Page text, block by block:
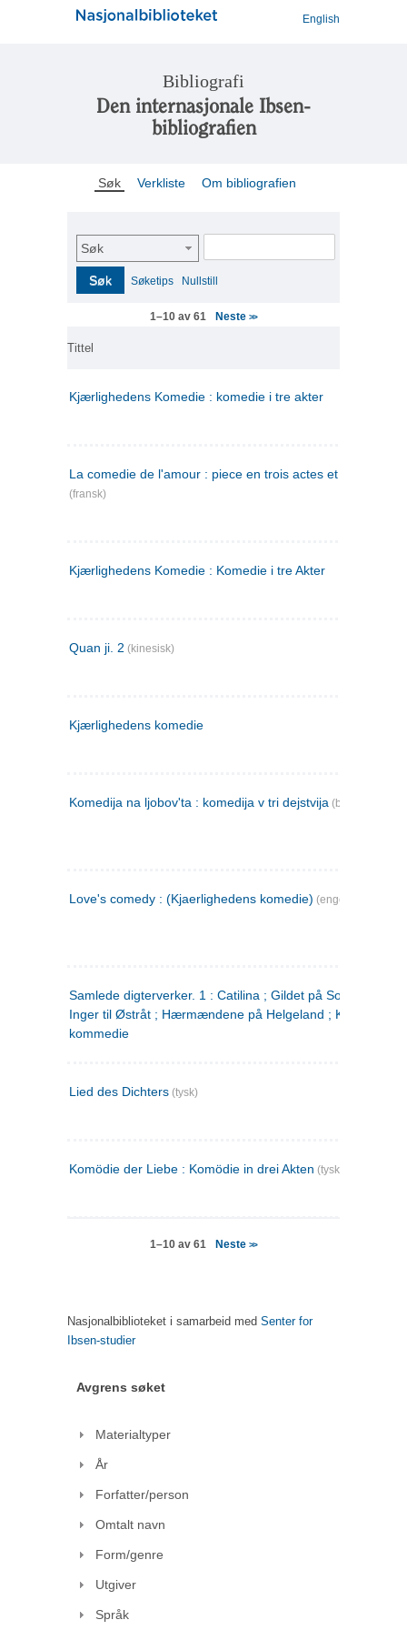
English
Bibliografi
Den internasjonale Ibsen-
bibliografien
Søk Verkliste Om bibliografien
Søk
Søk Søketips Nullstill
1–10 av 61 Neste>>
Tittel
Kjærlighedens Komedie : komedie i tre akter
La comedie de l'amour : piece en trois actes et en vers
(fransk)
Kjærlighedens Komedie : Komedie i tre Akter
Quan ji. 2 (kinesisk)
Kjærlighedens komedie
Komedija na ljobov'ta : komedija v tri dejstvija (bulgarsk)
Love's comedy : (Kjaerlighedens komedie) (engelsk)
Samlede digterverker. 1 : Catilina ; Gildet på Solhaug ; Fru
Inger til Østråt ; Hærmændene på Helgeland ;
kommedie
Lied des Dichters (tysk)
Komödie der Liebe : Komödie in drei Akten (tysk)
1–10 av 61 Neste>>
Nasjonalbiblioteket i samarbeid med Senter for
Ibsen-studier
Avgrens søket
Materialtyper
År
Forfatter/person
Omtalt navn
Form/genre
Utgiver
Språk